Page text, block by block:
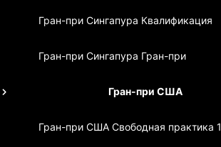
Гран-при Сингапура Квалификация
Гран-при Сингапура Гран-при
Гран-при США
Гран-при США Свободная практика 1